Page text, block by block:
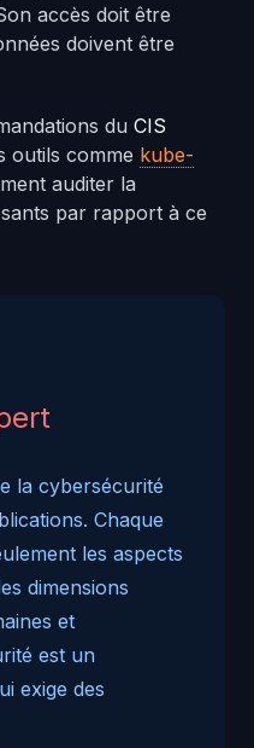
accès doit être
doivent être
du CIS
outils comme kube-
auditer la
par rapport à ce
la cybersécurité
Chaque
les aspects
dimensions
et
est un
exige des